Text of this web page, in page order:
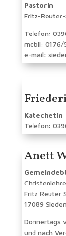
Pastorin
Fritz-Reuter-
Telefon:
mobil: 0176/
e-mail:
Katechetin
Telefon:
Anett
Fritz Reuter
17089
Donnertags
und nach